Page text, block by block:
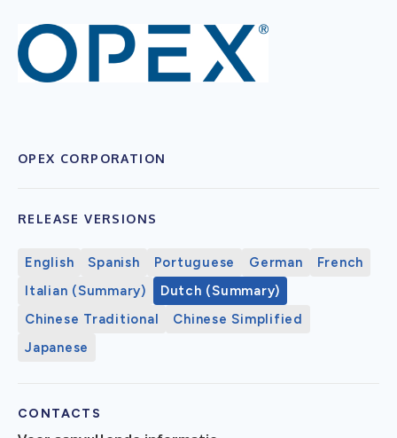
OPEX CORPORATION
RELEASE VERSIONS
English Spanish Portuguese German
French
Italian (Summary)
Dutch (Summary)
Chinese Traditional
Chinese Simplified
Japanese
CONTACTS